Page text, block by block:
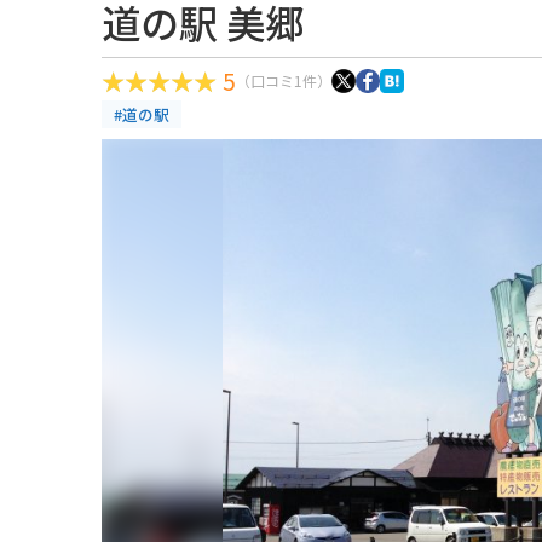
道の駅 美郷
5 （口コミ1件）
#道の駅